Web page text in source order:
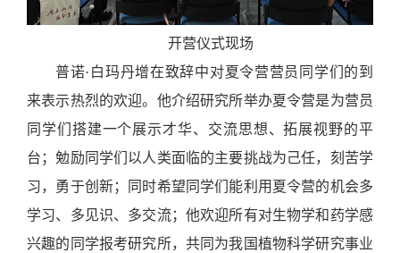
开营仪式现场
普诺·白玛丹增在致辞中对夏令营营员同学们的到
来表示热烈的欢迎。他介绍研究所举办夏令营是为营员
同学们搭建一个展示才华、交流思想、拓展视野的平
台；勉励同学们以人类面临的主要挑战为己任，刻苦学
习，勇于创新；同时希望同学们能利用夏令营的机会多
学习、多见识、多交流；他欢迎所有对生物学和药学感
兴趣的同学报考研究所，共同为我国植物科学研究事业